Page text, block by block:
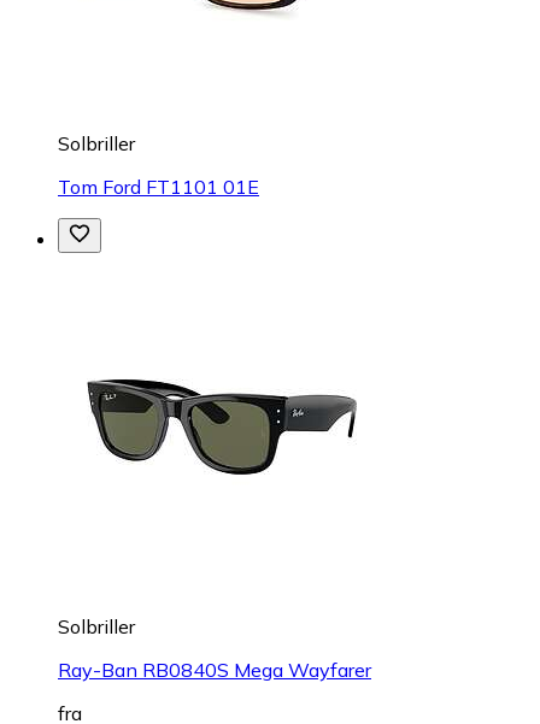
Solbriller
Tom Ford FT1101 01E
Solbriller
Ray-Ban RB0840S Mega Wayfarer
fra